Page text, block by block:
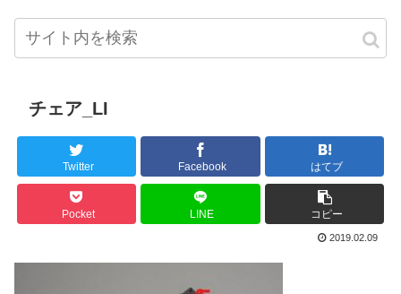
チェア_LI
Twitter Facebook はてブ
Pocket LINE コピー
2019.02.09